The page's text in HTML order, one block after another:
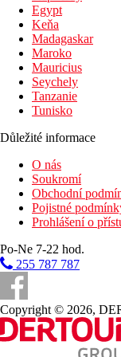
Egypt
Keňa
Madagaskar
Maroko
Mauricius
Seychely
Tanzanie
Tunisko
Důležité informace
O nás
Soukromí
Obchodní
Pojistné
Prohlášení o
Po-Ne 7-22 hod.
255 787 787
Copyright © 2026,